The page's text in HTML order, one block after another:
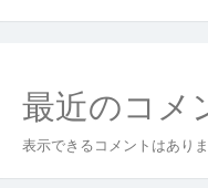
最近のコメ
表示できるコメントはありま